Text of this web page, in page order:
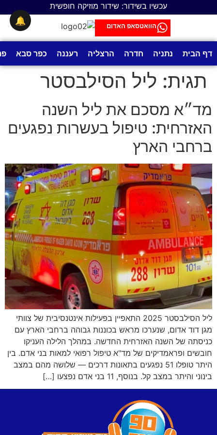
עכשיו בשידור: שידור מוזיקה חופשית
הוואטסאפ האדום
דף הבית נתניה חדרה הרצליה רעננה כפר סבא
תגית: ליל הסילבסטר
מד״א מסכם את ליל השנה
האזרחית: טיפול בעשרות נפגעים
ברחבי הארץ
ליל הסילבסטר 2025 התאפיין בפעילות אינטנסיבית של צוותי
מגן דוד אדום, שנערכו מראש בכוננות גבוהה ברחבי הארץ עם
כניסתה של השנה האזרחית החדשה. במהלך הלילה העניקו
חובשים ופראמדיקים של מד"א טיפול רפואי למאות בני אדם. בין
היתר טופלו 51 נפגעים בתאונות דרכים — שלושה מהם במצב
בינוני והיתר במצב קל. בנוסף, 11 בני אדם נפצעו […]
🔔